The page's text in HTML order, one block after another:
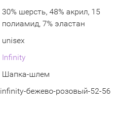
30% шерсть, 48% акрил, 15
полиамид, 7% эластан
unisex
Infinity
Шапка-шлем
infinity-бежево-розовый-52-56